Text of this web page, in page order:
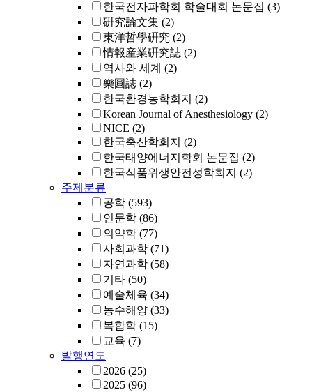
한국전자파학회 학술대회 논문집 (3)
硏究論文集 (2)
東洋哲學硏究 (2)
情報産業硏究誌 (2)
역사와 세계 (2)
樂圓誌 (2)
한국환경농학회지 (2)
Korean Journal of Anesthesiology (2)
NICE (2)
한국축산학회지 (2)
한국태양에너지학회 논문집 (2)
한국식품위생안전성학회지 (2)
주제분류
공학 (593)
인문학 (86)
의약학 (77)
사회과학 (71)
자연과학 (58)
기타 (50)
예술체육 (34)
농수해양 (33)
복합학 (15)
교육 (7)
발행연도
2026 (25)
2025 (96)